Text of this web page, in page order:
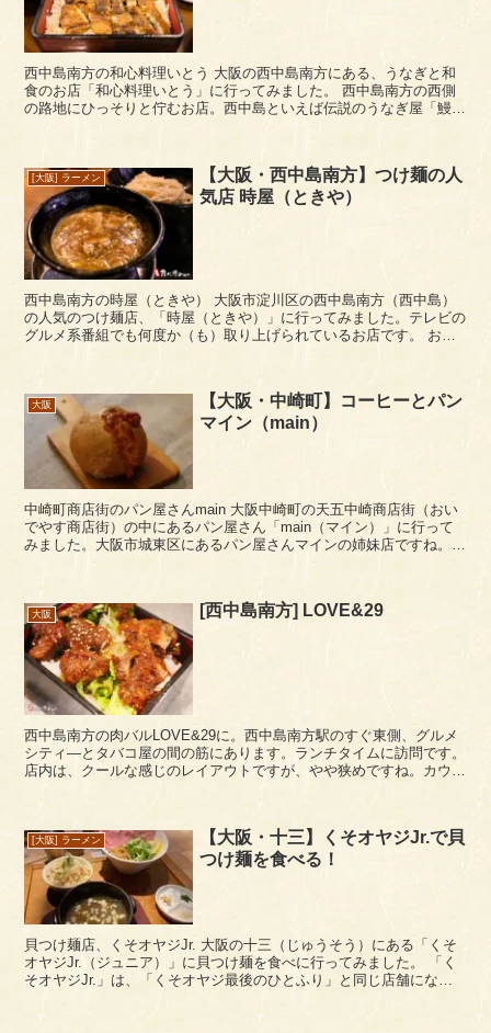
西中島南方の和心料理いとう 大阪の西中島南方にある、うなぎと和
食のお店「和心料理いとう」に行ってみました。 西中島南方の西側
の路地にひっそりと佇むお店。西中島といえば伝説のうなぎ屋「鰻
[大阪] ラーメン
【大阪・西中島南方】つけ麺の人
気店 時屋（ときや）
西中島南方の時屋（ときや） 大阪市淀川区の西中島南方（西中島）
の人気のつけ麺店、「時屋（ときや）」に行ってみました。テレビの
グルメ系番組でも何度か（も）取り上げられているお店です。 お店
大阪
【大阪・中崎町】コーヒーとパン
マイン（main）
中崎町商店街のパン屋さんmain 大阪中崎町の天五中崎商店街（おい
でやす商店街）の中にあるパン屋さん「main（マイン）」に行って
みました。大阪市城東区にあるパン屋さんマインの姉妹店ですね。
大阪 [西中島南方] LOVE&29
西中島南方の肉バルLOVE&29に。西中島南方駅のすぐ東側、グルメ
シティ―とタバコ屋の間の筋にあります。ランチタイムに訪問です。
店内は、クールな感じのレイアウトですが、やや狭めですね。カウン
[大阪] ラーメン
【大阪・十三】くそオヤジJr.で貝
つけ麺を食べる！
貝つけ麺店、くそオヤジJr. 大阪の十三（じゅうそう）にある「くそ
オヤジJr.（ジュニア）」に貝つけ麺を食べに行ってみました。 「く
そオヤジJr.」は、「くそオヤジ最後のひとふり」と同じ店舗になり